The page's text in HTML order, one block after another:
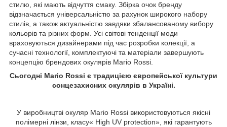
стилю, які мають відчуття смаку. Збірка очок бренду
відзначається універсальністю за рахунок широкого набору
стилів, а також актуальністю завдяки збалансованому вибору
кольорів та різних форм. Усі світові тенденції моди
враховуються дизайнерами під час розробки колекції, а
сучасні технології, комплектуючі та матеріали завершують
концепцію брендових окулярів Mario Rossi.
Сьогодні Mario Rossi є традицією європейської культури
сонцезахисних окулярів в Україні.
У виробництві окуляр Mario Rossi використовуються якісні
полімерні лінзи, класу« High UV protection», які гарантують